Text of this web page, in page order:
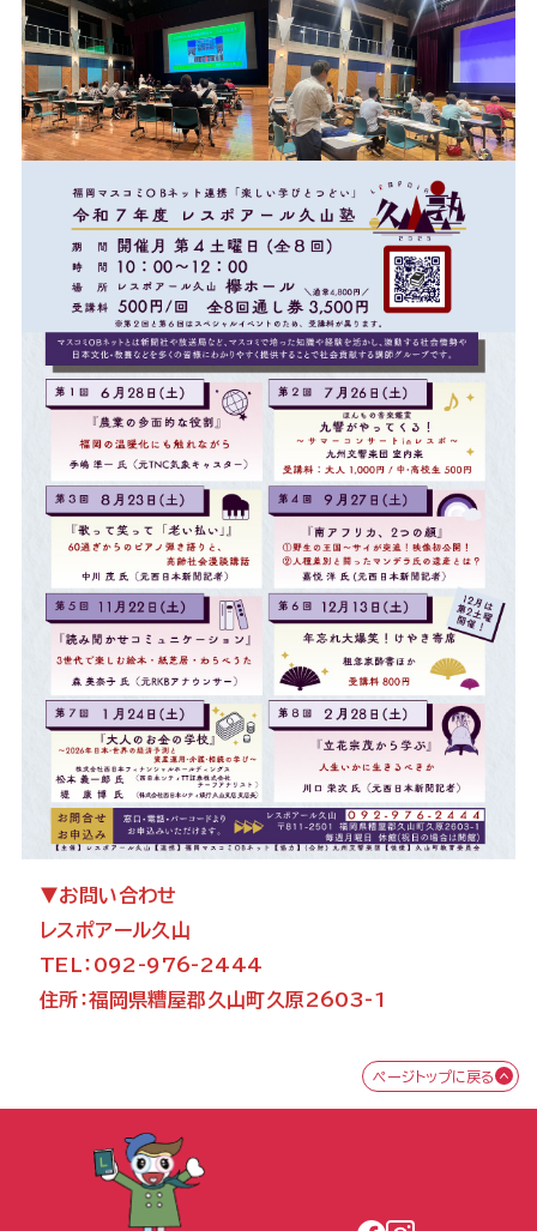
▼お問い合わせ
レスポアール久山
TEL：092-976-2444
住所：福岡県糟屋郡久山町久原2603-1
ページトップに戻る